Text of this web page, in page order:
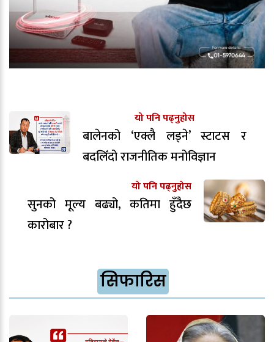
यो पनि पढ्नुहोस
बालेनको ‘एक्लै लड्ने’ स्टाटस र
बदलिँदो राजनीतिक मनोविज्ञान
यो पनि पढ्नुहोस
सुनको मूल्य बढ्यो, कतिमा हुँदैछ
कारोबार ?
सिफारिस